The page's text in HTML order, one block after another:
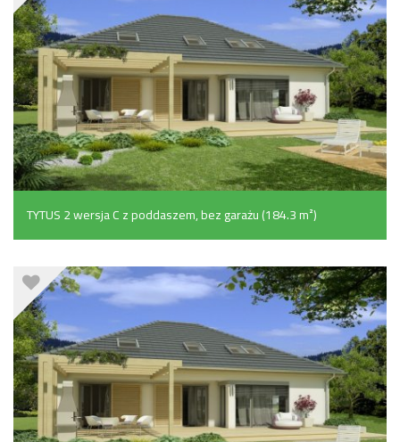
TYTUS 2 wersja C z poddaszem, bez garażu (184.3 m²)